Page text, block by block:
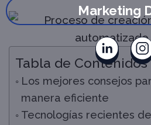
Marketing
Tabla de Contenidos
Los mejores consejos
manera eficiente
Tecnologías recientes